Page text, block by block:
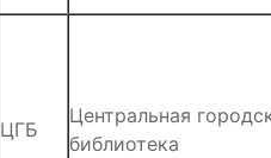
ЦГБ
Центральная
библиотека